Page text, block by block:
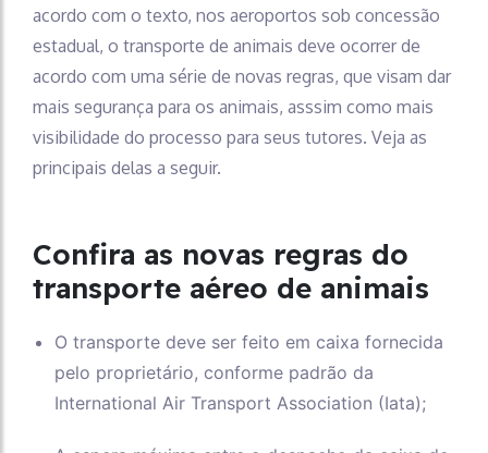
acordo com o texto, nos aeroportos sob concessão
estadual, o transporte de animais deve ocorrer de
acordo com uma série de novas regras, que visam dar
mais segurança para os animais, asssim como mais
visibilidade do processo para seus tutores. Veja as
principais delas a seguir.
Confira as novas regras do
transporte aéreo de animais
O transporte deve ser feito em caixa fornecida
pelo proprietário, conforme padrão da
International Air Transport Association (Iata);